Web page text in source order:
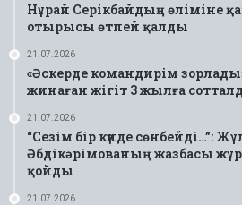
Нұрай Серікбайдың өліміне
отырысы өтпей қалды
21.07.2026
«Әскерде командирім
жинаған жігіт 3 жылға
21.07.2026
“Сезім бір күнде сөнбейді…”:
Әбдікәрімованың жазбасы
қойды
21.07.2026